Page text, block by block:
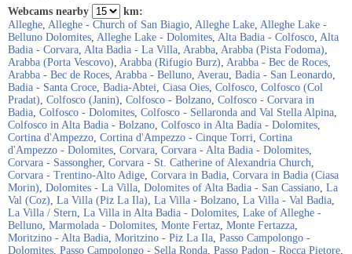
Webcams nearby
km:
Alleghe, Alleghe - Church of San Biagio, Alleghe Lake, Alleghe Lake -
Belluno Dolomites, Alleghe Lake - Dolomites, Alta Badia - Colfosco, Alta
Badia - Corvara, Alta Badia - La Villa, Arabba, Arabba (Pista Fodoma),
Arabba (Porta Vescovo), Arabba (Rifugio Burz), Arabba - Bec de Roces,
Arabba - Bec de Roces, Arabba - Belluno, Averau, Badia - San Leonardo,
Badia - Santa Croce, Badia-Abtei, Ciasa Oies, Colfosco, Colfosco (Col
Pradat), Colfosco (Janin), Colfosco - Bolzano, Colfosco - Corvara in
Badia, Colfosco - Dolomites, Colfosco - Sellaronda and Val Stella Alpina,
Colfosco in Alta Badia - Bolzano, Colfosco in Alta Badia - Dolomites,
Cortina d'Ampezzo, Cortina d'Ampezzo - Cinque Torri, Cortina
d'Ampezzo - Dolomites, Corvara, Corvara - Alta Badia - Dolomites,
Corvara - Sassongher, Corvara - St. Catherine of Alexandria Church,
Corvara - Trentino-Alto Adige, Corvara in Badia, Corvara in Badia (Ciasa
Morin), Dolomites - La Villa, Dolomites of Alta Badia - San Cassiano, La
Val (Coz), La Villa (Piz La Ila), La Villa - Bolzano, La Villa - Val Badia,
La Villa / Stern, La Villa in Alta Badia - Dolomites, Lake of Alleghe -
Belluno, Marmolada - Dolomites, Monte Fertaz, Monte Fertazza,
Moritzino - Alta Badia, Moritzino - Piz La Ila, Passo Campolongo -
Dolomites, Passo Campolongo - Sella Ronda, Passo Padon - Rocca Pietore,